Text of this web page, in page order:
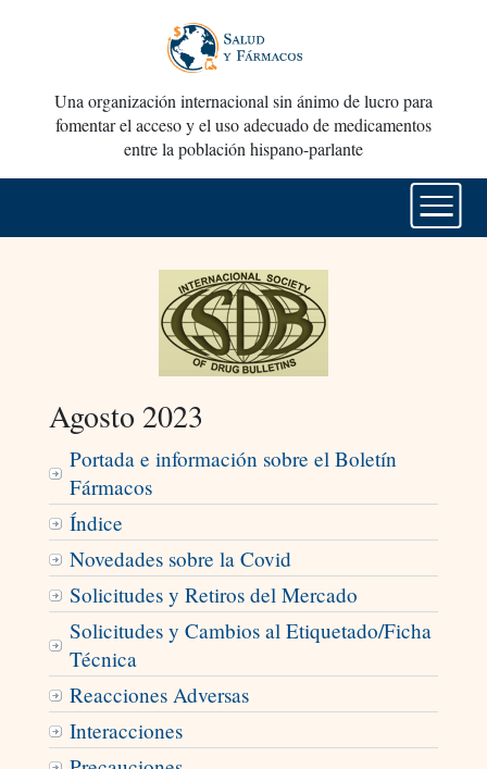
Una organización internacional sin ánimo de lucro para
fomentar el acceso y el uso adecuado de medicamentos
entre la población hispano-parlante
Agosto 2023
Portada e información sobre el Boletín
Fármacos
Índice
Novedades sobre la Covid
Solicitudes y Retiros del Mercado
Solicitudes y Cambios al Etiquetado/Ficha
Técnica
Reacciones Adversas
Interacciones